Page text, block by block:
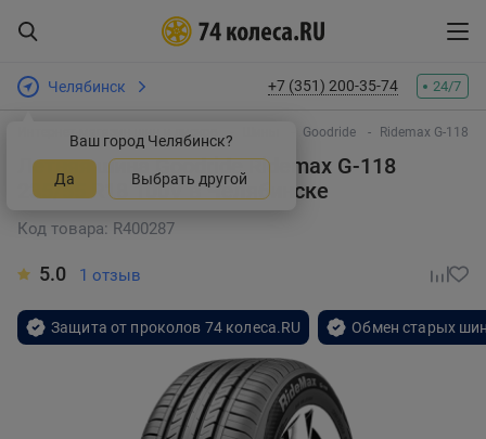
Челябинск
Ваш город Челябинск?
Да Выбрать другой
+7 (351) 200-35-74 24/7
Интернет-магазин шин и дисков Goodride Ridemax G-118
Летняя шина Goodride Ridemax G-118
235/55 R18 100Vв Челябинске
Код товара: R400287
5.0 1 отзыв
Защита от проколов 74 колеса.RU Обмен старых